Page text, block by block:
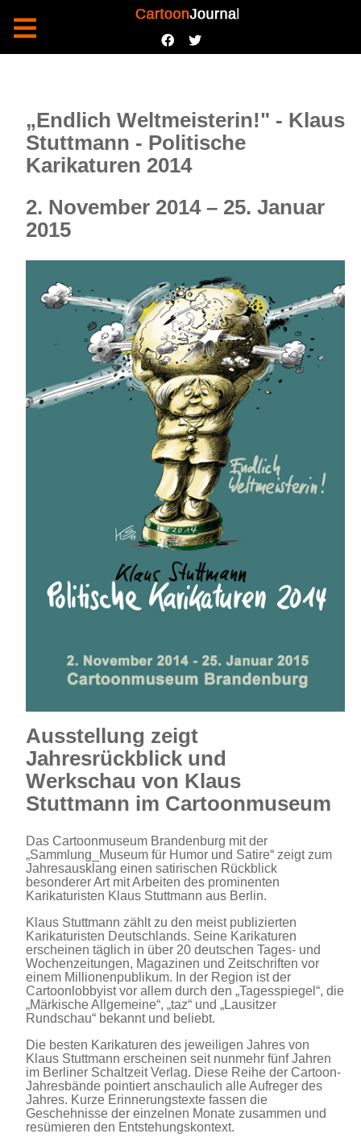
„Endlich Weltmeisterin!" - Klaus
Stuttmann - Politische
Karikaturen 2014
2. November 2014 – 25. Januar
2015
Ausstellung zeigt
Jahresrückblick und
Werkschau von Klaus
Stuttmann im Cartoonmuseum
Das Cartoonmuseum Brandenburg mit der
„Sammlung_Museum für Humor und Satire“ zeigt zum
Jahresausklang einen satirischen Rückblick
besonderer Art mit Arbeiten des prominenten
Karikaturisten Klaus Stuttmann aus Berlin.
Klaus Stuttmann zählt zu den meist publizierten
Karikaturisten Deutschlands. Seine Karikaturen
erscheinen täglich in über 20 deutschen Tages- und
Wochenzeitungen, Magazinen und Zeitschriften vor
einem Millionenpublikum. In der Region ist der
Cartoonlobbyist vor allem durch den „Tagesspiegel“, die
„Märkische Allgemeine“, „taz“ und „Lausitzer
Rundschau“ bekannt und beliebt.
Die besten Karikaturen des jeweiligen Jahres von
Klaus Stuttmann erscheinen seit nunmehr fünf Jahren
im Berliner Schaltzeit Verlag. Diese Reihe der Cartoon-
Jahresbände pointiert anschaulich alle Aufreger des
Jahres. Kurze Erinnerungstexte fassen die
Geschehnisse der einzelnen Monate zusammen und
resümieren den Entstehungskontext.